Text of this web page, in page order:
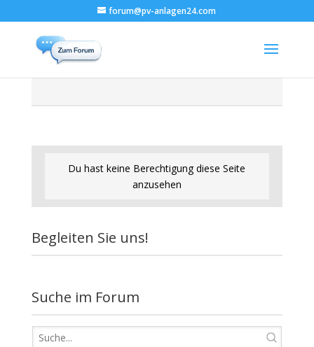
forum@pv-anlagen24.com
Du hast keine Berechtigung diese Seite
anzusehen
Begleiten Sie uns!
Suche im Forum